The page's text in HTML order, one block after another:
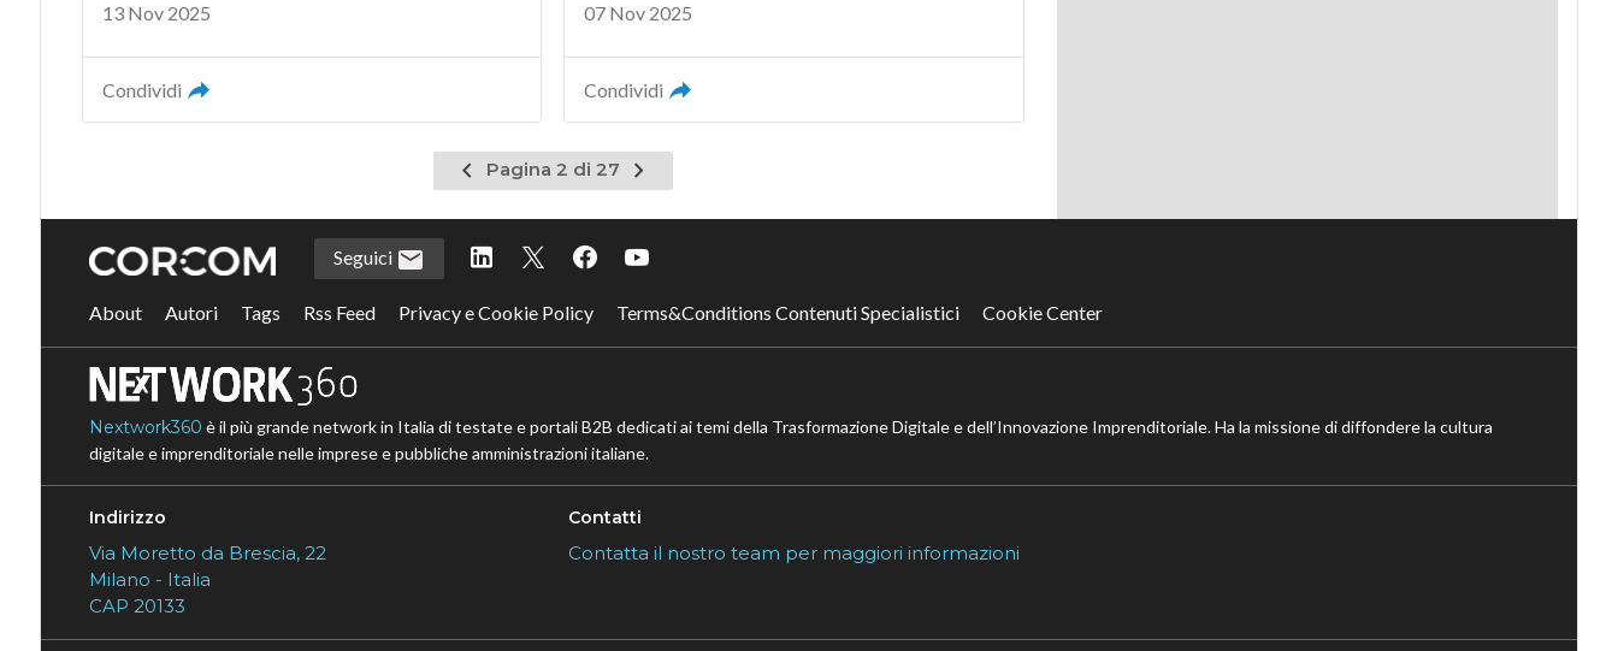
13 Nov 2025
Condividi
07 Nov 2025
Condividi
Pagina
precedente
Pagina 2 di 27
Pagina
successiva
Seguici
About Autori Tags Rss Feed Privacy e Cookie Policy Terms&Conditions Contenuti Specialistici Cookie Center
Nextwork360 è il più grande network in Italia di testate e portali B2B dedicati ai temi della Trasformazione Digitale e dell’Innovazione Imprenditoriale. Ha la missione di diffondere la cultura
digitale e imprenditoriale nelle imprese e pubbliche amministrazioni italiane.
Indirizzo
Via Moretto da Brescia, 22
Milano - Italia
CAP 20133
Contatti
Contatta il nostro team per maggiori informazioni